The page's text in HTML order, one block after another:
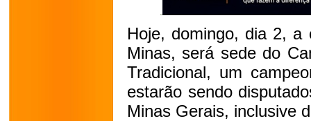
Hoje, domingo, dia 2, a
Minas, será sede do
Tradicional, um
estarão sendo
Minas Gerais, inclusive